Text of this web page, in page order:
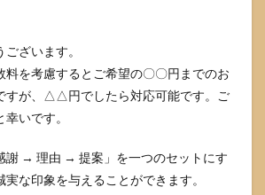
ざいます。
料を考慮するとご希望の〇〇円までのお
すが、△△円でしたら対応可能です。ご
いです。
謝 → 理由 → 提案」を一つのセットにす
な印象を与えることができます。